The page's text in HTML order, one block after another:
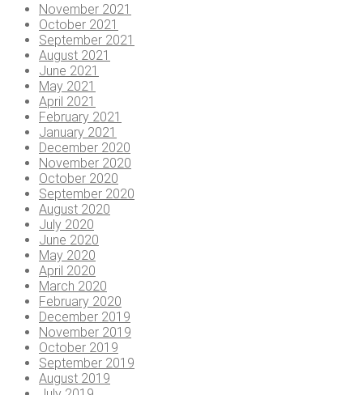
November 2021
October 2021
September 2021
August 2021
June 2021
May 2021
April 2021
February 2021
January 2021
December 2020
November 2020
October 2020
September 2020
August 2020
July 2020
June 2020
May 2020
April 2020
March 2020
February 2020
December 2019
November 2019
October 2019
September 2019
August 2019